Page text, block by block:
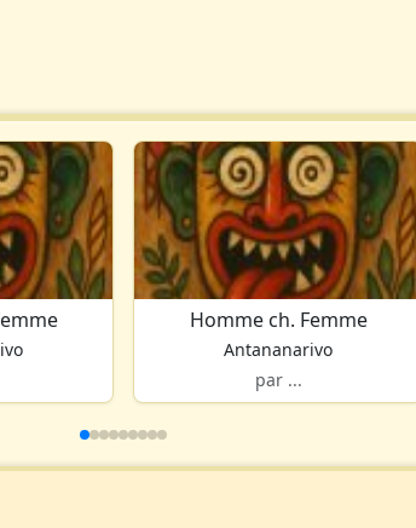
Homme ch. Femme
Antananarivo
par ...